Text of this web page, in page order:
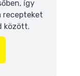
így
recepteket
között.